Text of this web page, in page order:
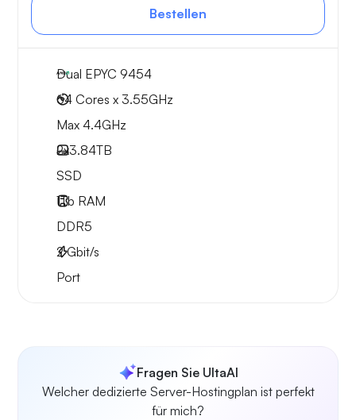
Bestellen
Dual EPYC 9454
64 Cores x 3.55GHz
Max 4.4GHz
2x3.84TB
SSD
1Tb RAM
DDR5
2Gbit/s
Port
Fragen Sie UltaAI
Welcher dedizierte Server-Hostingplan ist perfekt
für mich?